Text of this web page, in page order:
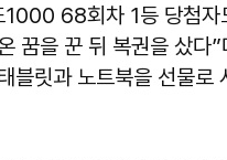
68회차 1등 당첨자
꿈을 꾼 뒤 복권을 샀다
블릿과 노트북을 선물로